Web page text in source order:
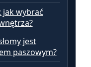
jak wybrać
jest
paszowym?